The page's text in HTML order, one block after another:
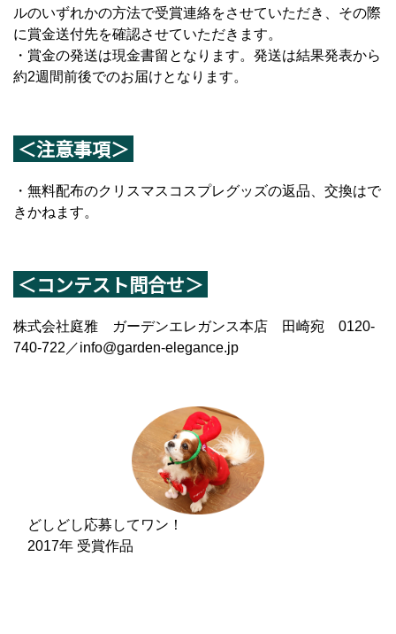
ルのいずれかの方法で受賞連絡をさせていただき、その際
に賞金送付先を確認させていただきます。
・賞金の発送は現金書留となります。発送は結果発表から
約2週間前後でのお届けとなります。
＜注意事項＞
・無料配布のクリスマスコスプレグッズの返品、交換はで
きかねます。
＜コンテスト問合せ＞
株式会社庭雅 ガーデンエレガンス本店 田崎宛 0120-
740-722／info@garden-elegance.jp
どしどし応募してワン！
2017年 受賞作品